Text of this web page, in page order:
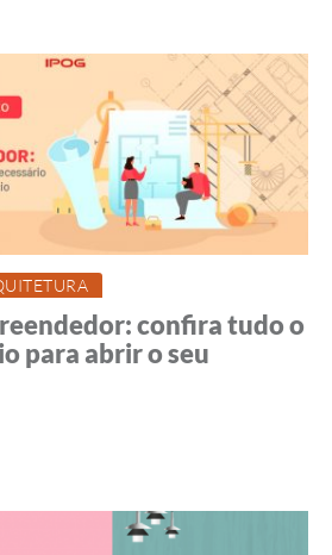
confira tudo o
para abrir o seu